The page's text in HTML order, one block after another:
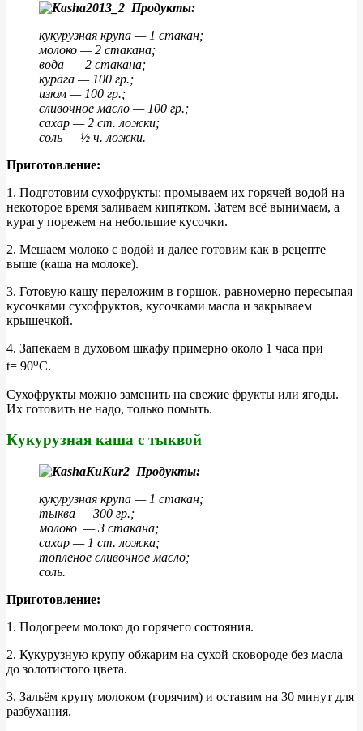
Продукты:
кукурузная крупа — 1 стакан;
молоко — 2 стакана;
вода — 2 стакана;
курага — 100 гр.;
изюм — 100 гр.;
сливочное масло — 100 гр.;
сахар — 2 ст. ложки;
соль — ½ ч. ложки.
Приготовление:
1. Подготовим сухофрукты: промываем их горячей водой на
некоторое время заливаем кипятком. Затем всё вынимаем, а
курагу порежем на небольшие кусочки.
2. Мешаем молоко с водой и далее готовим как в рецепте
выше (каша на молоке).
3. Готовую кашу переложим в горшок, равномерно пересыпая
кусочками сухофруктов, кусочками масла и закрываем
крышечкой.
4. Запекаем в духовом шкафу примерно около 1 часа при
t= 90оС.
Сухофрукты можно заменить на свежие фрукты или ягоды.
Их готовить не надо, только помыть.
Кукурузная каша с тыквой
Продукты:
кукурузная крупа — 1 стакан;
тыква — 300 гр.;
молоко — 3 стакана;
сахар — 1 ст. ложка;
топленое сливочное масло;
соль.
Приготовление:
1. Подогреем молоко до горячего состояния.
2. Кукурузную крупу обжарим на сухой сковороде без масла
до золотистого цвета.
3. Зальём крупу молоком (горячим) и оставим на 30 минут для
разбухания.